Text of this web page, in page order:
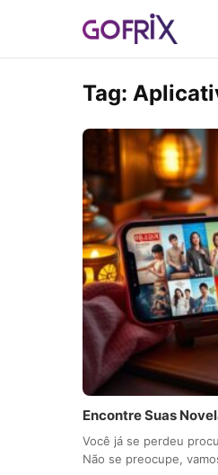
Tag:
Encontre Suas
Você já se perdeu
Não se preocupe,